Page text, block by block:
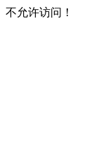
不允许访问！